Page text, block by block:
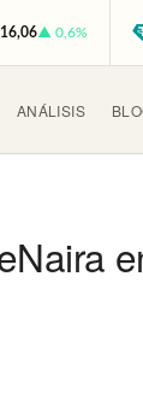
▲ 0,6%
ANÁLISIS